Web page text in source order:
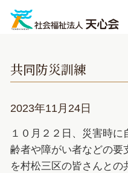
content
共同防災訓練
2023年11月24日
１０月２２日、災害時
齢者や障がい者などの要
を村松三区の皆さんとの